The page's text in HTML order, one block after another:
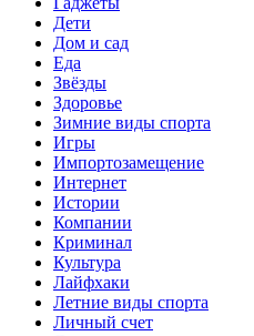
Дети
Дом и сад
Еда
Звёзды
Здоровье
Зимние виды спорта
Игры
Импортозамещение
Интернет
Истории
Компании
Криминал
Культура
Лайфхаки
Летние виды спорта
Личный счет